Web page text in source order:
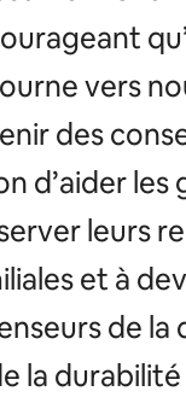
vers
des
d’aider les
leurs
et à
de la
la durabilité